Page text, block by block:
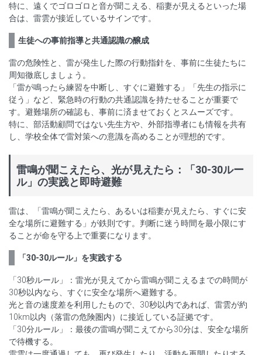
特に、遠くでゴロゴロと音が聞こえる、稲妻が見えるといった場
合は、雷雲が接近しているサインです。
生徒への事前指導と共通認識の醸成
雷の危険性と、雷が発生した際の行動指針を、事前に生徒たちに
周知徹底しましょう。
「雷が鳴ったら練習を中断し、すぐに避難する」「先生の指示に
従う」など、緊急時の行動の共通認識を持たせることが重要で
す。避難場所の確認も、事前に済ませておくとスムーズです。
特に、部活動顧問ではない先生方や、外部指導者にも情報を共有
し、学校全体で雷対策への意識を高めることが理想的です。
雷鳴が聞こえたら、光が見えたら：「30-30ルー
ル」の実践と即時避難
雷は、「雷鳴が聞こえたら、あるいは稲妻が見えたら、すぐに安
全な場所に避難する」が鉄則です。判断に迷う時間を最小限にす
ることが命を守る上で重要になります。
「30-30ルール」を実践する
「30秒ルール」：雷光が見えてから雷鳴が聞こえるまでの時間が
30秒以内なら、すぐに安全な場所へ避難する。
光と音の速度差を利用したもので、30秒以内であれば、雷雲が約
10km以内（落雷の危険圏内）に接近している証拠です。
「30分ルール」：最後の雷鳴が聞こえてから30分は、安全な場所
で待機する。